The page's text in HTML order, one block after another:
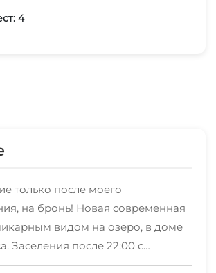
4
только после моего
на бронь! Новая современная
видом на озеро, в доме
Заселения после 22:00 с
рублей за каждый час1-